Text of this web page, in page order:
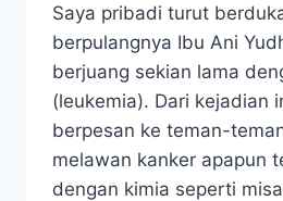
Saya pribadi turut
berpulangnya Ibu Ani
berjuang sekian lama
(leukemia). Dari kejadian
berpesan ke teman-
melawan kanker apapun
dengan kimia seperti